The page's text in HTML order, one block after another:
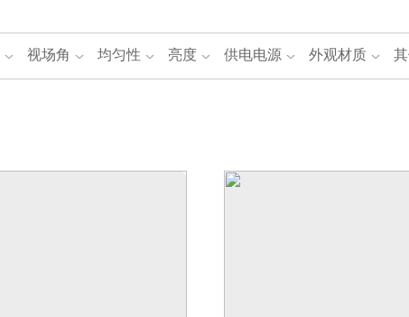
视场角 均匀性 亮度 供电电源 外观材质